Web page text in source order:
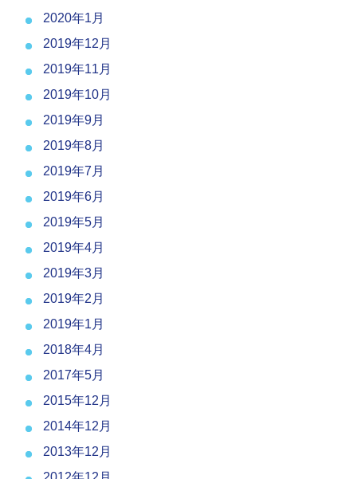
2020年1月
2019年12月
2019年11月
2019年10月
2019年9月
2019年8月
2019年7月
2019年6月
2019年5月
2019年4月
2019年3月
2019年2月
2019年1月
2018年4月
2017年5月
2015年12月
2014年12月
2013年12月